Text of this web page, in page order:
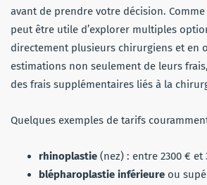
avant de prendre votre décision.
peut être utile d’explorer multiples
directement plusieurs chirurgiens et en
estimations non seulement de leurs
des frais supplémentaires liés à la
Quelques exemples de tarifs
rhinoplastie (nez) : entre 2300 € et
blépharoplastie inférieure ou